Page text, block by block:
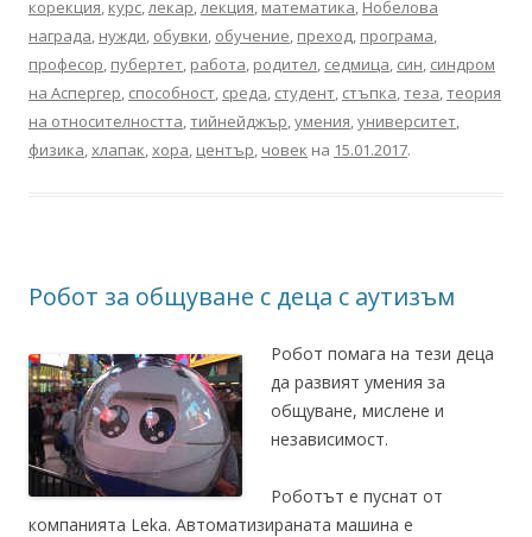
корекция, курс,лекар,лекция, математика, Нобелова
награда, нужди, обувки, обучение, преход, програма,
професор, пубертет, работа, родител, седмица, син, синдром
на Аспергер, способност, среда, студент, стъпка,теза,теория
на относителността,тийнейджър,умения,университет,
физика,хлапак,хора, център, човек на 15.01.2017.
Робот за общуване с деца с аутизъм
Робот помага на тези деца
да развият умения за
общуване, мислене и
независимост.
Роботът е пуснат от
компанията Leka. Автоматизираната машина е